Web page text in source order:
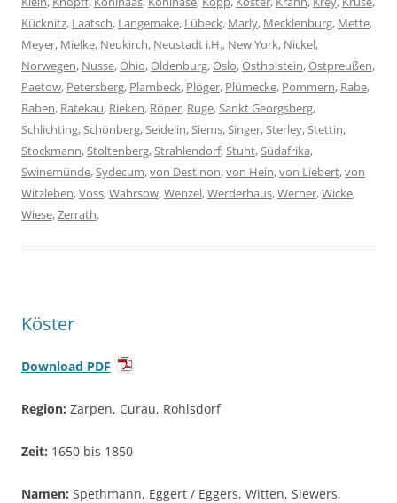
Kücknitz, Laatsch, Langemake, Lübeck, Marly, Mecklenburg, Mette,
Meyer, Mielke, Neukirch, Neustadt i.H., New York, Nickel,
Norwegen, Nusse,Ohio,Oldenburg,Oslo,Ostholstein,Ostpreußen,
Paetow, Petersberg, Plambeck, Plöger, Plümecke, Pommern, Rabe,
Raben, Ratekau, Rieken, Röper, Ruge,Sankt Georgsberg,
Schlichting,Schönberg,Seidelin,Siems,Singer,Sterley,Stettin,
Stockmann,Stoltenberg,Strahlendorf,Stuht,Südafrika,
Swinemünde,Sydecum,von Destinon,von Hein,von Liebert,von
Witzleben,Voss,Wahrsow,Wenzel,Werderhaus,Werner,Wicke,
Wiese,Zerrath.
Köster
Download PDF
Region: Zarpen, Curau, Rohlsdorf
Zeit: 1650 bis 1850
Namen: Spethmann, Eggert / Eggers, Witten, Siewers,